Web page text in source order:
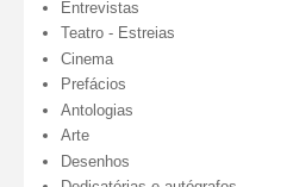
Entrevistas
Teatro - Estreias
Cinema
Prefácios
Antologias
Arte
Desenhos